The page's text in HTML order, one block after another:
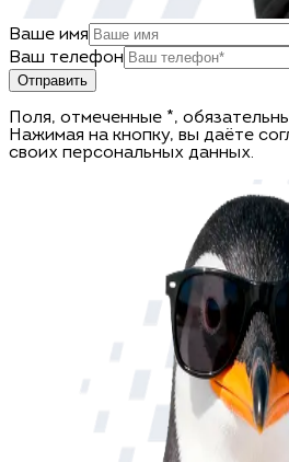
Ваше имя
Ваш телефон
Отправить
Поля, отмеченные *,
Нажимая на кнопку, вы даёте
своих персональных данных.